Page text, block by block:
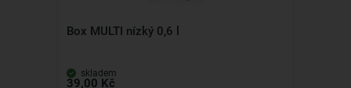
Box MULTI nízký 0,6 l
skladem
39,00 Kč